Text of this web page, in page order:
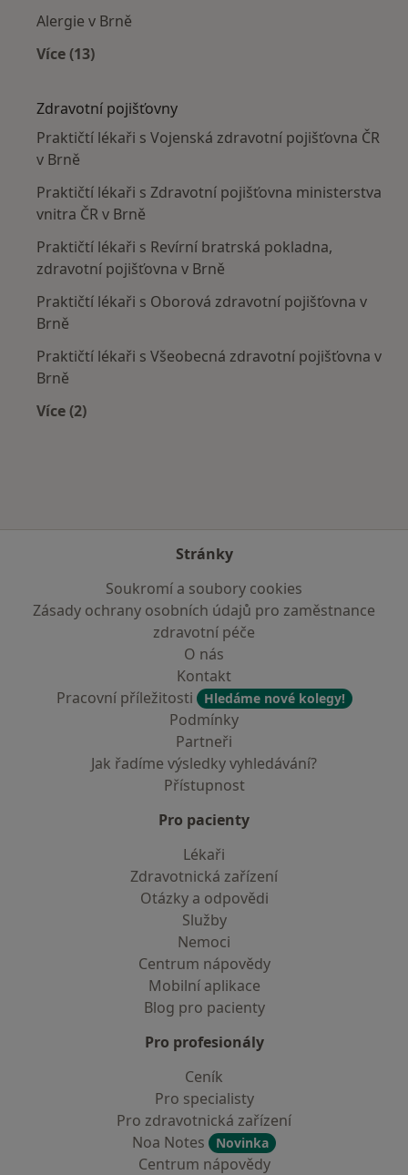
Alergie v Brně
Více (13)
Zdravotní pojišťovny
Praktičtí lékaři s Vojenská zdravotní pojišťovna ČR
v Brně
Praktičtí lékaři s Zdravotní pojišťovna ministerstva
vnitra ČR v Brně
Praktičtí lékaři s Revírní bratrská pokladna,
zdravotní pojišťovna v Brně
Praktičtí lékaři s Oborová zdravotní pojišťovna v
Brně
Praktičtí lékaři s Všeobecná zdravotní pojišťovna v
Brně
Více (2)
Stránky
Soukromí a soubory cookies
Zásady ochrany osobních údajů pro zaměstnance
zdravotní péče
O nás
Kontakt
Pracovní příležitosti
Hledáme nové kolegy!
Podmínky
Partneři
Jak řadíme výsledky vyhledávání?
Přístupnost
Pro pacienty
Lékaři
Zdravotnická zařízení
Otázky a odpovědi
Služby
Nemoci
Centrum nápovědy
Mobilní aplikace
Blog pro pacienty
Pro profesionály
Ceník
Pro specialisty
Pro zdravotnická zařízení
Noa Notes
Novinka
Centrum nápovědy